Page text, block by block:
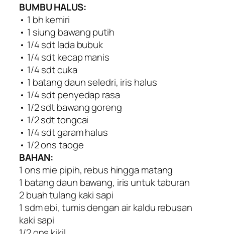
BUMBU HALUS:
• 1 bh kemiri
• 1 siung bawang putih
• 1/4 sdt lada bubuk
• 1/4 sdt kecap manis
• 1/4 sdt cuka
• 1 batang daun seledri, iris halus
• 1/4 sdt penyedap rasa
• 1/2 sdt bawang goreng
• 1/2 sdt tongcai
• 1/4 sdt garam halus
• 1/2 ons taoge
BAHAN:
1 ons mie pipih, rebus hingga matang
1 batang daun bawang, iris untuk taburan
2 buah tulang kaki sapi
1 sdm ebi, tumis dengan air kaldu rebusan
kaki sapi